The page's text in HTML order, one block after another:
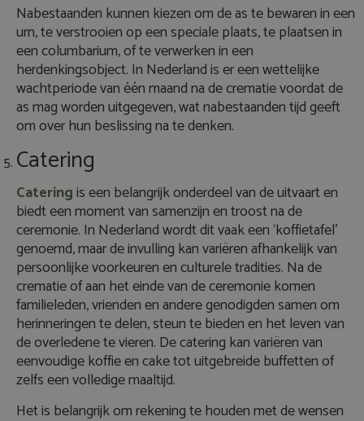
Nabestaanden kunnen kiezen om de as te bewaren in een
urn, te verstrooien op een speciale plaats, te plaatsen in
een columbarium, of te verwerken in een
herdenkingsobject. In Nederland is er een wettelijke
wachtperiode van één maand na de crematie voordat de
as mag worden uitgegeven, wat nabestaanden tijd geeft
om over hun beslissing na te denken.
Catering
Cateringis een belangrijk onderdeel van de uitvaart en
biedt een moment van samenzijn en troost na de
ceremonie. In Nederland wordt dit vaak een ‘koffietafel’
genoemd, maar de invulling kan variëren afhankelijk van
persoonlijke voorkeuren en culturele tradities. Na de
crematie of aan het einde van de ceremonie komen
familieleden, vrienden en andere genodigden samen om
herinneringen te delen, steun te bieden en het leven van
de overledene te vieren. De catering kan variëren van
eenvoudige koffie en cake tot uitgebreide buffetten of
zelfs een volledige maaltijd.
Het is belangrijk om rekening te houden met de wensen